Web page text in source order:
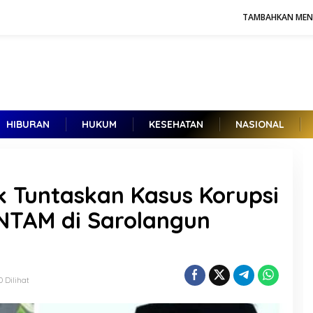
TAMBAHKAN
HIBURAN HUKUM KESEHATAN NASIONAL
Tuntaskan Kasus Korupsi
di Sarolangun
Dilihat
Kuntadi dan Reda Manthovani,
Kandidat Jampidsus Baru, Berikut